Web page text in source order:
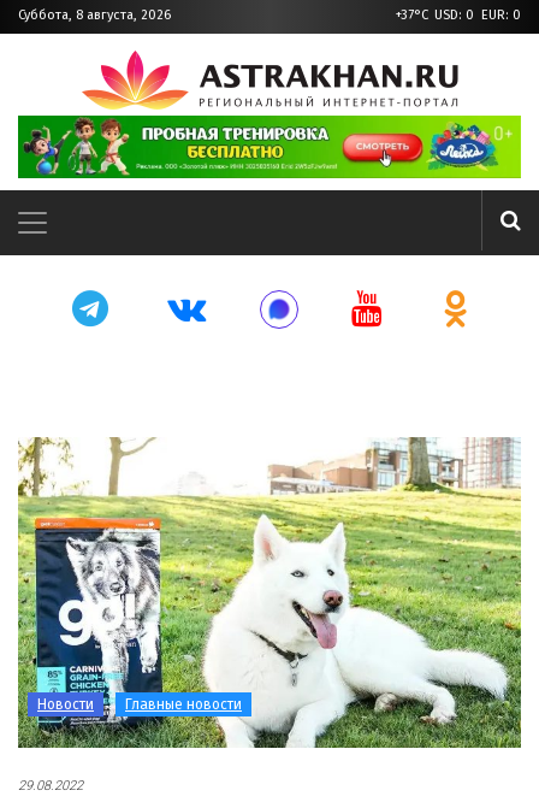
Суббота, 8 августа, 2026 +37°C USD: 0 EUR: 0
Новости Главные новости
29.08.2022